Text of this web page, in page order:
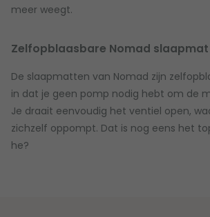
meer weegt.
Zelfopblaasbare Nomad slaapmat
De slaapmatten van Nomad zijn
in dat je geen pomp nodig hebt om de
Je draait eenvoudig het ventiel open,
zichzelf oppompt. Dat is nog eens het
he?